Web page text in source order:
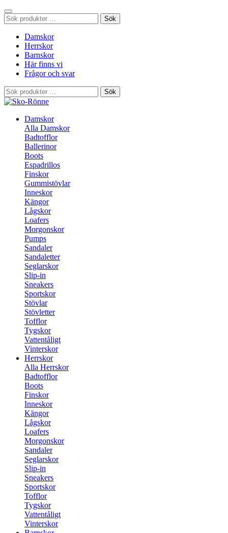
Sök
efter:
Sök
Damskor
Herrskor
Barnskor
Här finns vi
Frågor och svar
Sök
efter:
Sök
Damskor
Alla Damskor
Badtofflor
Ballerinor
Boots
Espadrillos
Finskor
Gummistövlar
Inneskor
Kängor
Lågskor
Loafers
Morgonskor
Pumps
Sandaler
Sandaletter
Seglarskor
Slip-in
Sneakers
Sportskor
Stövlar
Stövletter
Tofflor
Tygskor
Vattentåligt
Vinterskor
Herrskor
Alla Herrskor
Badtofflor
Boots
Finskor
Inneskor
Kängor
Lågskor
Loafers
Morgonskor
Sandaler
Seglarskor
Slip-in
Sneakers
Sportskor
Tofflor
Tygskor
Vattentåligt
Vinterskor